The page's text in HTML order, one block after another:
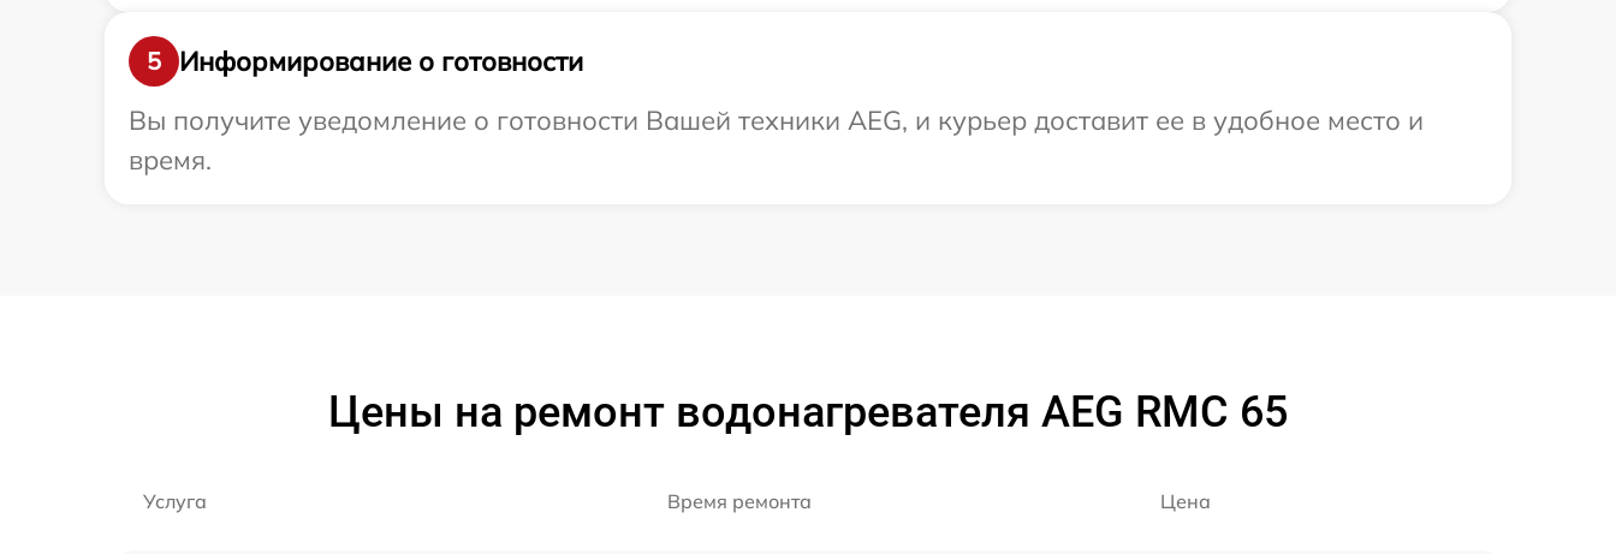
5
Информирование о готовности
Вы получите уведомление о готовности Вашей техники AEG, и курьер доставит ее в удобное место и
время.
Цены на ремонт водонагревателя AEG RMC 65
Услуга Время ремонта Цена